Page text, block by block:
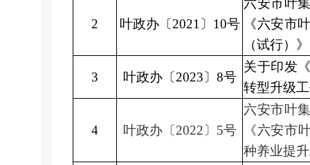
2 叶政办〔 2021 〕 10号
六安市叶
《六安市
（试行）
3 叶政办〔 2023 〕 8号
关于印发
转型升级
4 叶政办〔 2022 〕 5号
六安市叶
《六安市
种养业提